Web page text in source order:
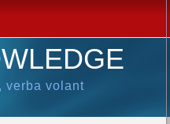
verba volant